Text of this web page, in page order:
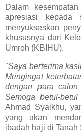
Dalam
apresiasi kepada
menyukseskan
khususnya dari
Umroh (KBIHU).
"Saya berterima
Mengingat
dengan para
Semoga betul-
Ahmad Syaikhu,
yang akan
ibadah haji di Tanah